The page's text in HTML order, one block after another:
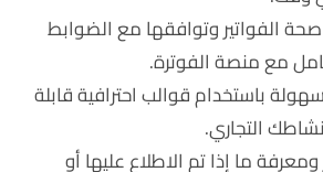
الفواتير وتوافقها مع الضوابط
مع منصة الفوترة.
باستخدام قوالب احترافية قابلة
التجاري.
ومعرفة ما إذا تم الاطلاع عليها أو